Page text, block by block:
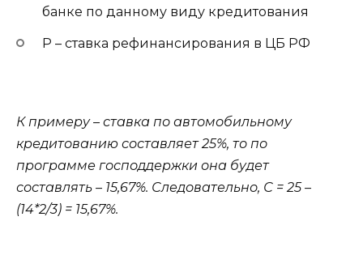
банке по данному виду кредитования
Р – ставка рефинансирования в ЦБ РФ
К примеру – ставка по автомобильному
кредитованию составляет 25%, то по
программе господдержки она будет
составлять – 15,67%. Следовательно, С = 25 –
(14*2/3) = 15,67%.